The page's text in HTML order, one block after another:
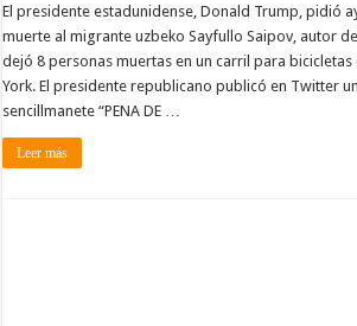
El presidente estadunidense, Donald Trump, pidió
muerte al migrante uzbeko Sayfullo Saipov, autor
dejó 8 personas muertas en un carril para bicicletas
York. El presidente republicano publicó en Twitter
sencillmanete “PENA DE …
Leer más